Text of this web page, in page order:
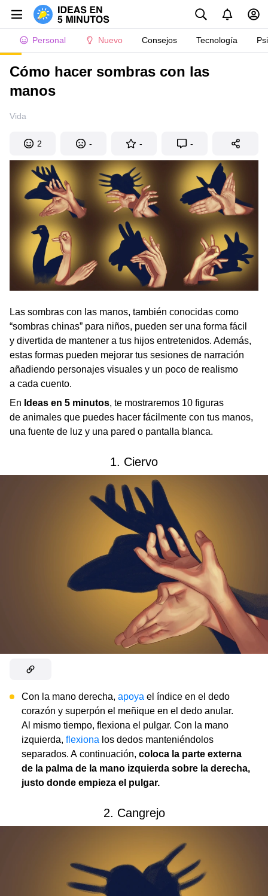
Personal Nuevo Consejos Tecnología
Cómo hacer sombras con las
manos
Vida
2 - - -
Las sombras con las manos, también conocidas como
“sombras chinas” para niños, pueden ser una forma fácil
y divertida de mantener a tus hijos entretenidos. Además,
estas formas pueden mejorar tus sesiones de narración
añadiendo personajes visuales y un poco de realismo
a cada cuento.
En Ideas en 5 minutos, te mostraremos 10 figuras
de animales que puedes hacer fácilmente con tus manos,
una fuente de luz y una pared o pantalla blanca.
1. Ciervo
Con la mano derecha, apoya el índice en el dedo
corazón y superpón el meñique en el dedo anular.
Al mismo tiempo, flexiona el pulgar. Con la mano
izquierda, flexiona los dedos manteniéndolos
separados. A continuación, coloca la parte externa
de la palma de la mano izquierda sobre la derecha,
justo donde empieza el pulgar.
2. Cangrejo